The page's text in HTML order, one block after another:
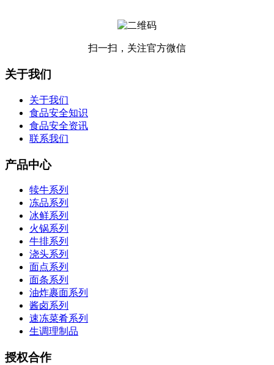
扫一扫，关注官方微信
关于我们
关于我们
食品安全知识
食品安全资讯
联系我们
产品中心
犊牛系列
冻品系列
冰鲜系列
火锅系列
牛排系列
浇头系列
面点系列
面条系列
油炸裹面系列
酱卤系列
速冻菜肴系列
生调理制品
授权合作